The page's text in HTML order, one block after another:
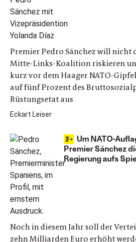
Premier Pedro Sánchez will nicht
Mitte-Links-Koalition riskieren
kurz vor dem Haager NATO-
auf fünf Prozent des
Rüstungsetat aus
Eckart Leiser
Um NATO-
Premier Sánchez
Regierung aufs
Noch in diesem Jahr soll der
zehn Milliarden Euro erhöht